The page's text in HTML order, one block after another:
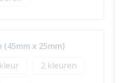
x 25mm)
2